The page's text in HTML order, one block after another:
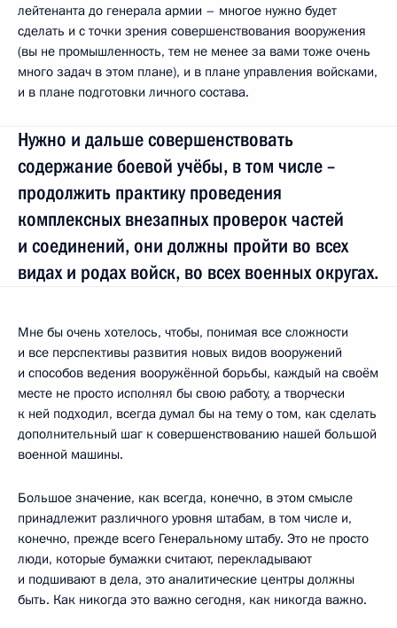
лейтенанта до генерала армии – многое нужно будет
сделать и с точки зрения совершенствования вооружения
(вы не промышленность, тем не менее за вами тоже очень
много задач в этом плане), и в плане управления войсками,
и в плане подготовки личного состава.
Нужно и дальше совершенствовать
содержание боевой учёбы, в том числе –
продолжить практику проведения
комплексных внезапных проверок частей
и соединений, они должны пройти во всех
видах и родах войск, во всех военных округах.
Мне бы очень хотелось, чтобы, понимая все сложности
и все перспективы развития новых видов вооружений
и способов ведения вооружённой борьбы, каждый на своём
месте не просто исполнял бы свою работу, а творчески
к ней подходил, всегда думал бы на тему о том, как сделать
дополнительный шаг к совершенствованию нашей большой
военной машины.
Большое значение, как всегда, конечно, в этом смысле
принадлежит различного уровня штабам, в том числе и,
конечно, прежде всего Генеральному штабу. Это не просто
люди, которые бумажки считают, перекладывают
и подшивают в дела, это аналитические центры должны
быть. Как никогда это важно сегодня, как никогда важно.